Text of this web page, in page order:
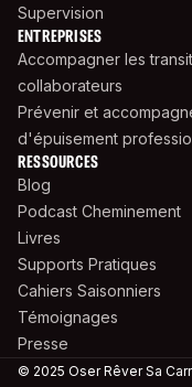
Supervision
ENTREPRISES
Accompagner les
collaborateurs
Prévenir et
d'épuisement
RESSOURCES
Blog
Podcast Cheminement
Livres
Supports Pratiques
Cahiers Saisonniers
Témoignages
Presse
© 2025 Oser Rêver Sa